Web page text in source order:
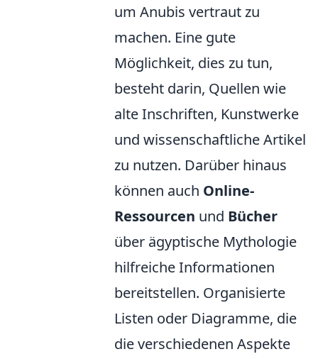
um Anubis vertraut zu
machen. Eine gute
Möglichkeit, dies zu tun,
besteht darin, Quellen wie
alte Inschriften, Kunstwerke
und wissenschaftliche Artikel
zu nutzen. Darüber hinaus
können auch Online-
Ressourcen und Bücher
über ägyptische Mythologie
hilfreiche Informationen
bereitstellen. Organisierte
Listen oder Diagramme, die
die verschiedenen Aspekte